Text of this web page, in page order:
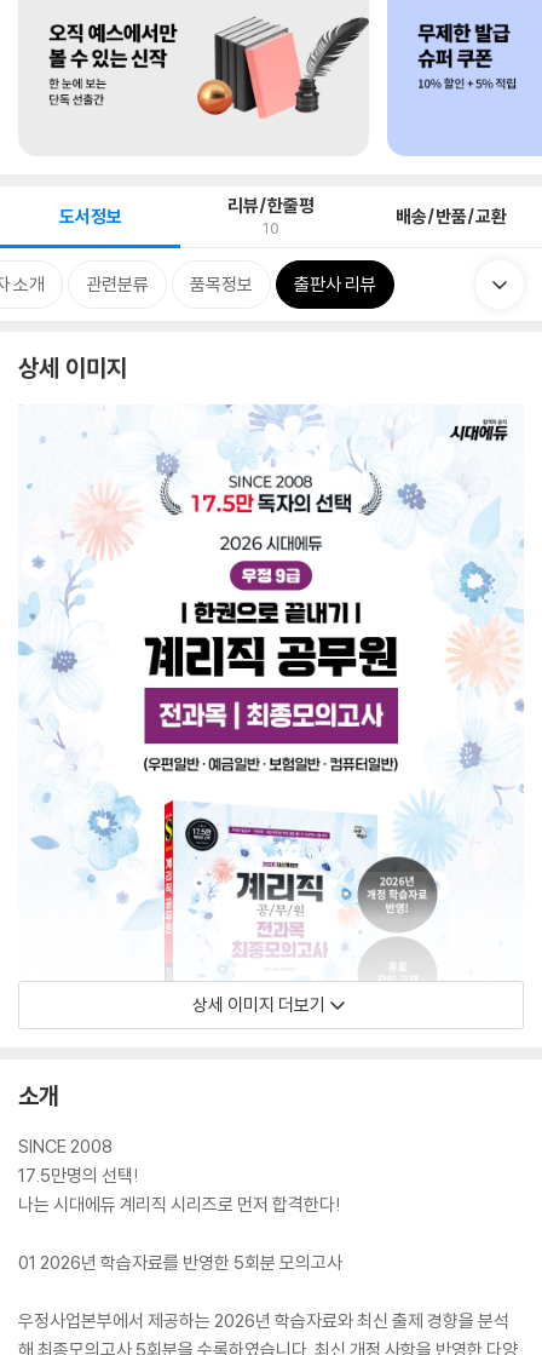
도서정보 리뷰/한줄평
10 배송/반품/교환
소개 관련분류 품목정보 출판사 리뷰
상세 이미지
상세 이미지 더보기
소개
SINCE 2008
17.5만명의 선택!
나는 시대에듀 계리직 시리즈로 먼저 합격한다!
01 2026년 학습자료를 반영한 5회분 모의고사
우정사업본부에서 제공하는 2026년 학습자료와 최신 출제 경향을 분석
해 최종모의고사 5회분을 수록하였습니다. 최신 개정 사항을 반영한 다양